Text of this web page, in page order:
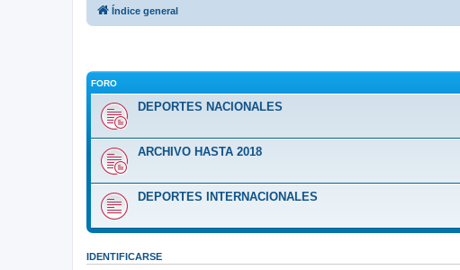
Índice general
FORO
DEPORTES NACIONALES
ARCHIVO HASTA 2018
DEPORTES INTERNACIONALES
IDENTIFICARSE